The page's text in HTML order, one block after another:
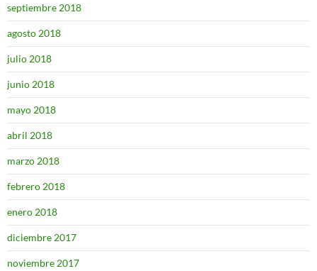
septiembre 2018
agosto 2018
julio 2018
junio 2018
mayo 2018
abril 2018
marzo 2018
febrero 2018
enero 2018
diciembre 2017
noviembre 2017